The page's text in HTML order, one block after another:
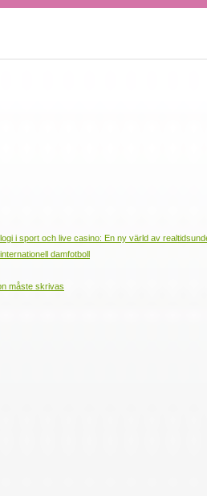
i sport och live casino: En ny värld av
damfotboll
måste skrivas